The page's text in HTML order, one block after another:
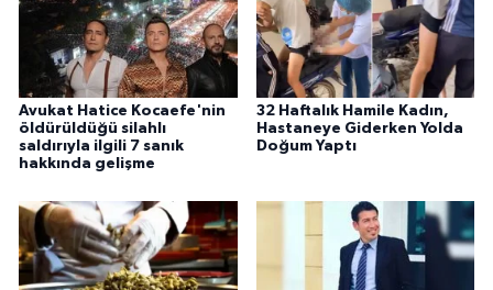
Avukat Hatice Kocaefe'nin
öldürüldüğü silahlı
saldırıyla ilgili 7 sanık
hakkında gelişme
32 Haftalık Hamile Kadın,
Hastaneye Giderken Yolda
Doğum Yaptı